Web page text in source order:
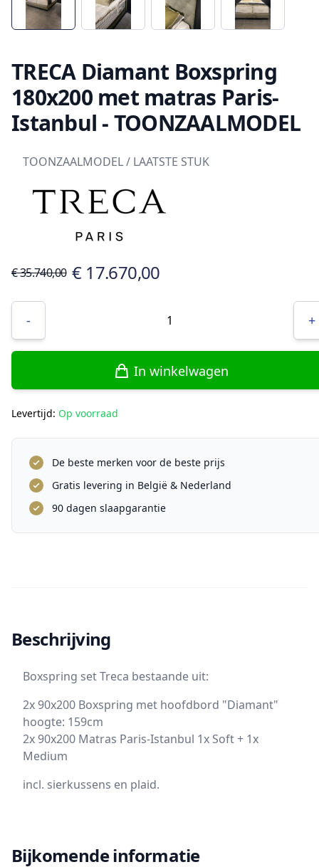
TRECA Diamant Boxspring
180x200 met matras Paris-
Istanbul - TOONZAALMODEL
TOONZAALMODEL / LAATSTE STUK
€ 35.740,00 € 17.670,00
Aantal
- +
In winkelwagen
Levertijd: Op voorraad
De beste merken voor de beste prijs
Gratis levering in België & Nederland
90 dagen slaapgarantie
Beschrijving
Boxspring set Treca bestaande uit:
2x 90x200 Boxspring met hoofdbord "Diamant"
hoogte: 159cm
2x 90x200 Matras Paris-Istanbul 1x Soft + 1x
Medium
incl. sierkussens en plaid.
Bijkomende informatie